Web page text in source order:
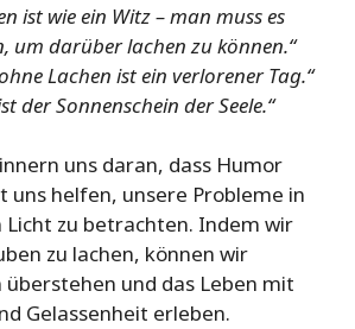
ist wie ein Witz – man muss es
um darüber lachen zu können.“
Lachen ist ein verlorener Tag.“
der Sonnenschein der Seele.“
uns daran, dass Humor
uns helfen, unsere Probleme in
Licht zu betrachten. Indem wir
zu lachen, können wir
überstehen und das Leben mit
Gelassenheit erleben.